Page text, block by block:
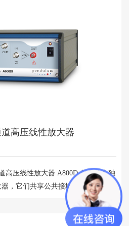
道高压线性放大器
高压线性放大器 A800D 包含两个独
，它们共享公共接地参考和电源